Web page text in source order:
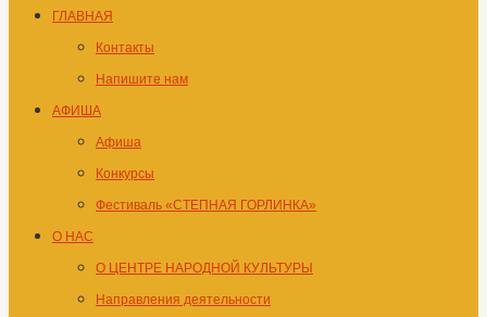
Перейти
содержимому
ГЛАВНАЯ
Контакты
Напишите нам
АФИША
Афиша
Конкурсы
Фестиваль «СТЕПНАЯ ГОРЛИНКА»
О НАС
О ЦЕНТРЕ НАРОДНОЙ КУЛЬТУРЫ
Направления деятельности